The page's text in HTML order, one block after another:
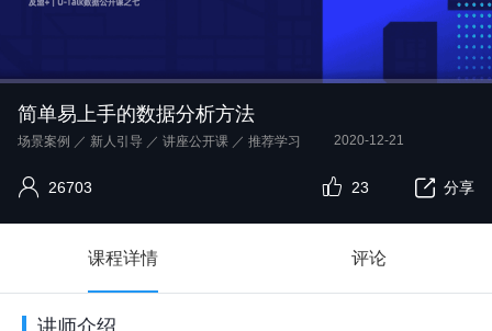
简单易上手的数据分析方法
场景案例 ／ 新人引导 ／ 讲座公开课 ／ 推荐学习 2020-12-21
26703 分享
23
课程详情 评论
讲师介绍